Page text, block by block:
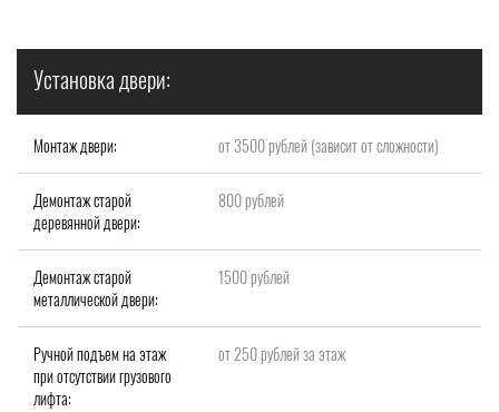
Установка двери:
Монтаж двери: от 3500 рублей (зависит от сложности)
Демонтаж старой
деревянной двери:
800 рублей
Демонтаж старой
металлической двери:
1500 рублей
Ручной подъем на этаж
при отсутствии грузового
лифта:
от 250 рублей за этаж